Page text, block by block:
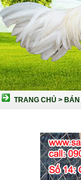
TRANG CHỦ > BÁN